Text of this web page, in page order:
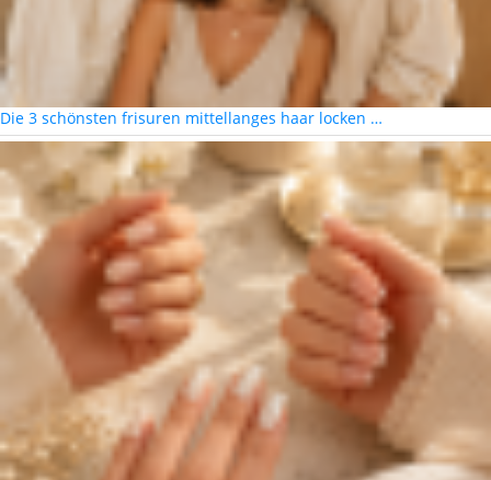
Die 3 schönsten frisuren mittellanges haar locken …